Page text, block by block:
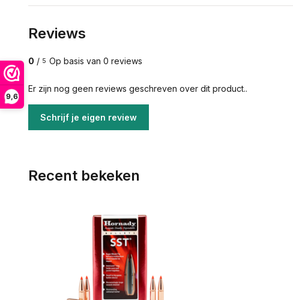
9,6
Reviews
0 / 5 Op basis van 0 reviews
Er zijn nog geen reviews geschreven over dit product..
Schrijf je eigen review
Recent bekeken